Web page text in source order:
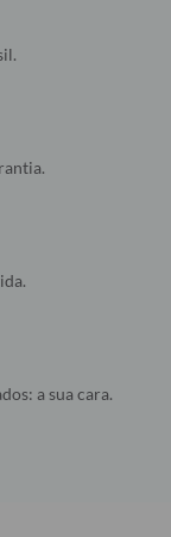
a sua cara.